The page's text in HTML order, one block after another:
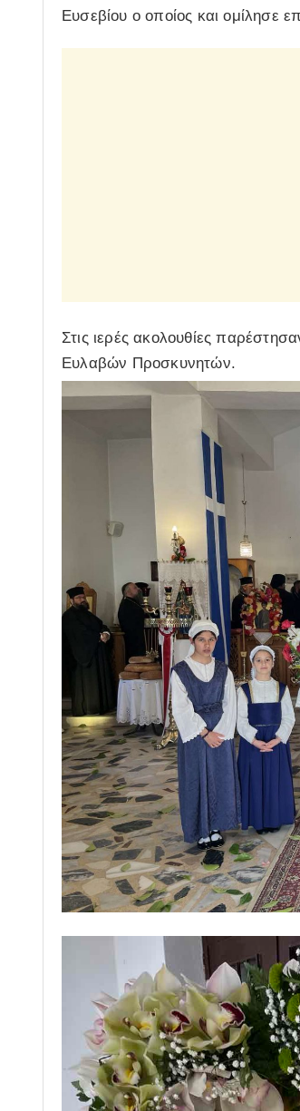
Ευσεβίου ο οποίος και ομίλησε
Στις ιερές ακολουθίες
Ευλαβών Προσκυνητών.